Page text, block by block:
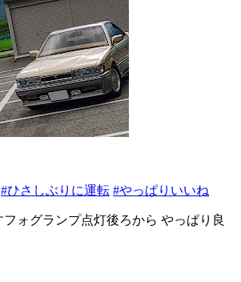
#ひさしぶりに運転 #やっぱりいいね
ォグランプ点灯後ろから やっぱり良